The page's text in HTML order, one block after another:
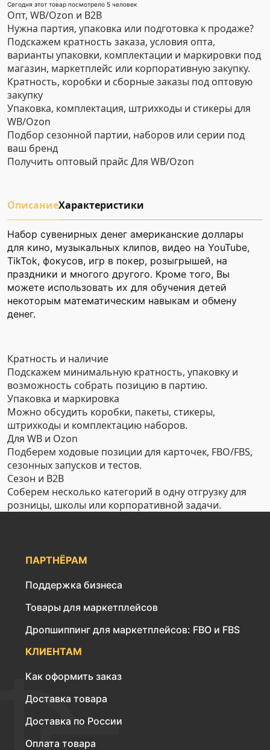
Сегодня этот товар посмотрело 5 человек
Опт, WB/Ozon и B2B
Нужна партия, упаковка или подготовка к продаже?
Подскажем кратность заказа, условия опта,
варианты упаковки, комплектации и маркировки под
магазин, маркетплейс или корпоративную закупку.
Кратность, коробки и сборные заказы под оптовую
закупку
Упаковка, комплектация, штрихкоды и стикеры для
WB/Ozon
Подбор сезонной партии, наборов или серии под
ваш бренд
Получить оптовый прайс Для WB/Ozon
ОписаниеХарактеристики
Набор сувенирных денег американские доллары
для кино, музыкальных клипов, видео на YouTube,
TikTok, фокусов, игр в покер, розыгрышей, на
праздники и многого другого. Кроме того, Вы
можете использовать их для обучения детей
некоторым математическим навыкам и обмену
денег.
Кратность и наличие
Подскажем минимальную кратность, упаковку и
возможность собрать позицию в партию.
Упаковка и маркировка
Можно обсудить коробки, пакеты, стикеры,
штрихкоды и комплектацию наборов.
Для WB и Ozon
Подберем ходовые позиции для карточек, FBO/FBS,
сезонных запусков и тестов.
Сезон и B2B
Соберем несколько категорий в одну отгрузку для
розницы, школы или корпоративной задачи.
ПАРТНЁРАМ
Поддержка бизнеса
Товары для маркетплейсов
Дропшиппинг для маркетплейсов: FBO и FBS
КЛИЕНТАМ
Как оформить заказ
Доставка товара
Доставка по России
Оплата товара